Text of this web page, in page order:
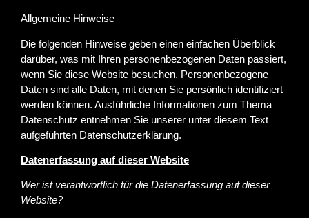
Allgemeine Hinweise
Die folgenden Hinweise geben einen einfachen Überblick
darüber, was mit Ihren personenbezogenen Daten passiert,
wenn Sie diese Website besuchen. Personenbezogene
Daten sind alle Daten, mit denen Sie persönlich identifiziert
werden können. Ausführliche Informationen zum Thema
Datenschutz entnehmen Sie unserer unter diesem Text
aufgeführten Datenschutzerklärung.
Datenerfassung auf dieser Website
Wer ist verantwortlich für die Datenerfassung auf dieser
Website?